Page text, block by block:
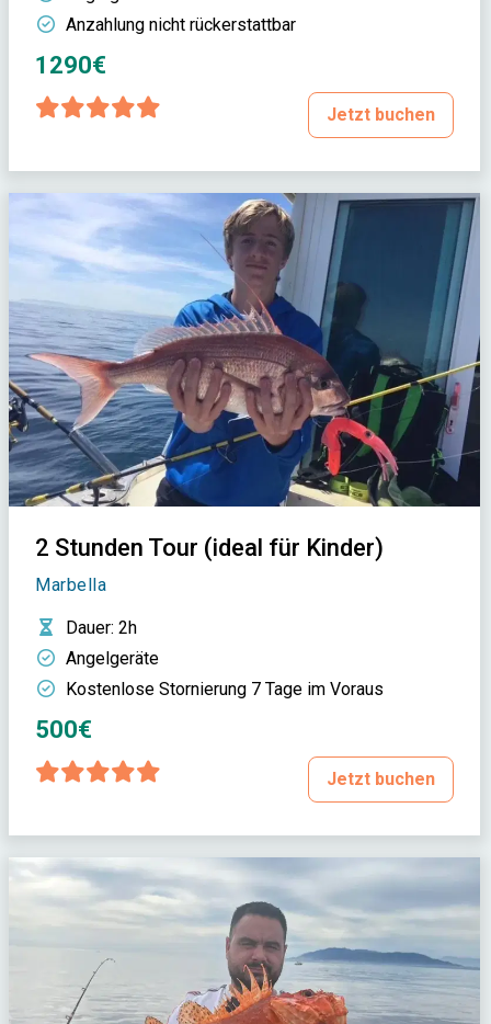
Anzahlung nicht rückerstattbar
1290€
Jetzt buchen
2 Stunden Tour (ideal für Kinder)
Marbella
Dauer: 2h
Angelgeräte
Kostenlose Stornierung 7 Tage im Voraus
500€
Jetzt buchen